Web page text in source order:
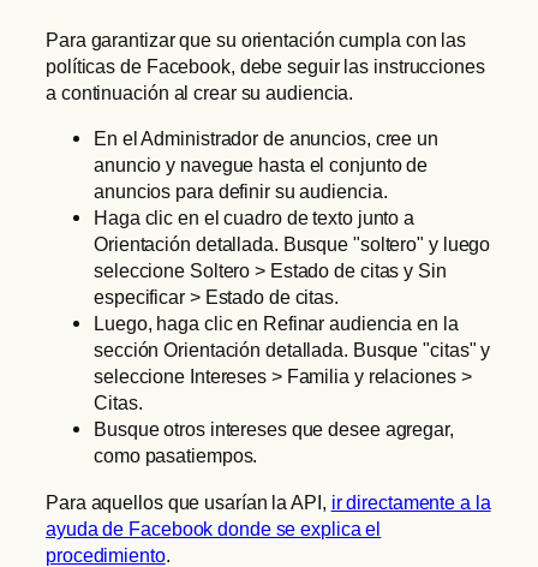
Para garantizar que su orientación cumpla con las
políticas de Facebook, debe seguir las instrucciones
a continuación al crear su audiencia.
En el Administrador de anuncios, cree un
anuncio y navegue hasta el conjunto de
anuncios para definir su audiencia.
Haga clic en el cuadro de texto junto a
Orientación detallada. Busque "soltero" y luego
seleccione Soltero > Estado de citas y Sin
especificar > Estado de citas.
Luego, haga clic en Refinar audiencia en la
sección Orientación detallada. Busque "citas" y
seleccione Intereses > Familia y relaciones >
Citas.
Busque otros intereses que desee agregar,
como pasatiempos.
Para aquellos que usarían la API, ir directamente a la
ayuda de Facebook donde se explica el
procedimiento.